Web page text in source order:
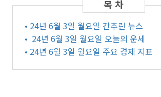
• 24년 6월 3일 월요일 간추린 뉴스
• 24년 6월 3일 월요일 오늘의 운세
• 24년 6월 3일 월요일 주요 경제 지표